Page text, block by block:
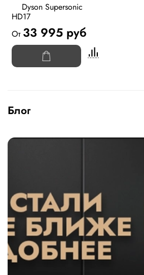
Dyson Supersonic
HD17
От 33 995 руб
Блог